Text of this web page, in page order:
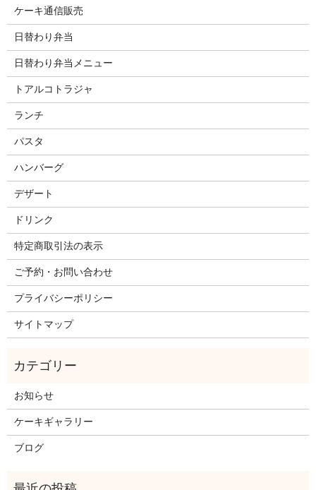
ケーキ通信販売
日替わり弁当
日替わり弁当メニュー
トアルコトラジャ
ランチ
パスタ
ハンバーグ
デザート
ドリンク
特定商取引法の表示
ご予約・お問い合わせ
プライバシーポリシー
サイトマップ
お知らせ
ケーキギャラリー
ブログ